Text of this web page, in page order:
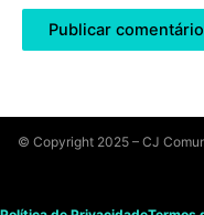
© Copyright 2025 – CJ